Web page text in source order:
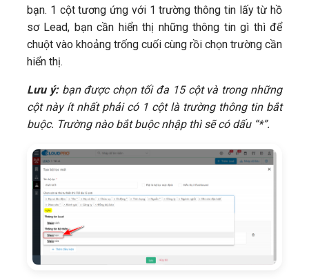
bạn. 1 cột tương ứng với 1 trường thông tin lấy từ hồ
sơ Lead, bạn cần hiển thị những thông tin gì thì để
chuột vào khoảng trống cuối cùng rồi chọn trường cần
hiển thị.
Lưu ý:bạn được chọn tối đa 15 cột và trong những
cột này ít nhất phải có 1 cột là trường thông tin bắt
buộc. Trường nào bắt buộc nhập thì sẽ có dấu “*”.